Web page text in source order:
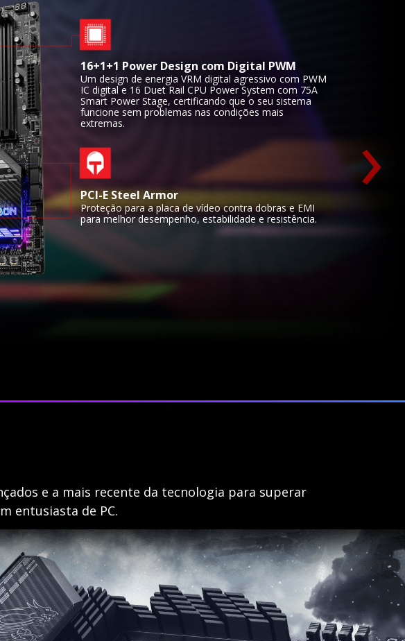
16+1+1 Power Design com Digital PWM
Um design de energia VRM digital agressivo com PWM
IC digital e 16 Duet Rail CPU Power System com 75A
Smart Power Stage, certificando que o seu sistema
funcione sem problemas nas condições mais
extremas.
PCI-E Steel Armor
Proteção para a placa de vídeo contra dobras e EMI
para melhor desempenho, estabilidade e resistência.
›
e a mais recente da tecnologia para superar
entusiasta de PC.